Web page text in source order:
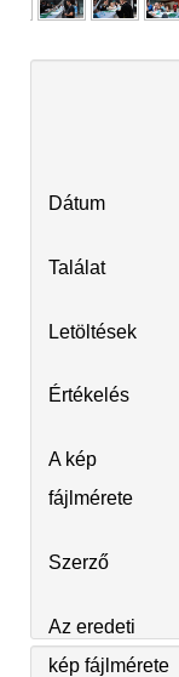
Dátum
Találat
Letöltések
Értékelés
A kép
fájlmérete
Szerző
Az eredeti
kép fájlmérete